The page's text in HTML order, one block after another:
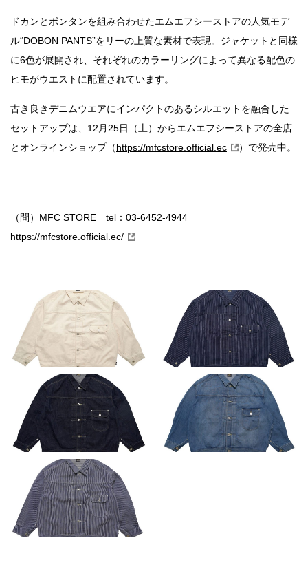
ドカンとボンタンを組み合わせたエムエフシーストアの人気モデ
ル“DOBON PANTS”をリーの上質な素材で表現。ジャケットと同様
に6色が展開され、それぞれのカラーリングによって異なる配色の
ヒモがウエストに配置されています。
古き良きデニムウエアにインパクトのあるシルエットを融合した
セットアップは、12月25日（土）からエムエフシーストアの全店
とオンラインショップ（https://mfcstore.official.ec ）で発売中。
（問）MFC STORE tel：03-6452-4944
https://mfcstore.official.ec/